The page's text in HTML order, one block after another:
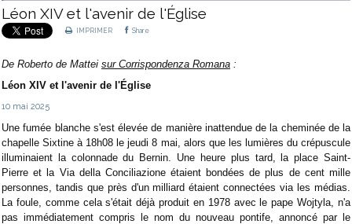
Léon XIV et l'avenir de l'Église
IMPRIMER Share
De Roberto de Mattei sur Corrispondenza Romana :
Léon XIV et l'avenir de l'Église
10 mai 2025
Une fumée blanche s'est élevée de manière inattendue de la cheminée de la
chapelle Sixtine à 18h08 le jeudi 8 mai, alors que les lumières du crépuscule
illuminaient la colonnade du Bernin. Une heure plus tard, la place Saint-
Pierre et la Via della Conciliazione étaient bondées de plus de cent mille
personnes, tandis que près d'un milliard étaient connectées via les médias.
La foule, comme cela s'était déjà produit en 1978 avec le pape Wojtyla, n'a
pas immédiatement compris le nom du nouveau pontife, annoncé par le